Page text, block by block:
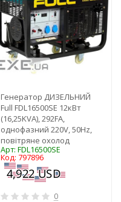
Генератор ДИЗЕЛЬНИЙ
Full FDL16500SE 12кВт
(16,25KVA), 292FA,
однофазний 220V, 50Hz,
повітряне охолод
Арт: FDL16500SE
Код: 797896
0